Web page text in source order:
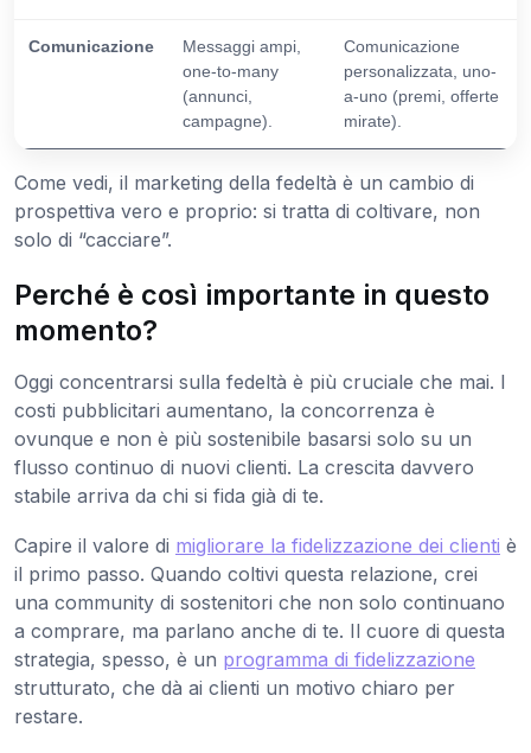
Comunicazione
Messaggi ampi,
one-to-many
(annunci,
campagne).
Comunicazione
personalizzata, uno-
a-uno (premi, offerte
mirate).
Come vedi, il marketing della fedeltà è un cambio di
prospettiva vero e proprio: si tratta di coltivare, non
solo di “cacciare”.
Perché è così importante in questo
momento?
Oggi concentrarsi sulla fedeltà è più cruciale che mai. I
costi pubblicitari aumentano, la concorrenza è
ovunque e non è più sostenibile basarsi solo su un
flusso continuo di nuovi clienti. La crescita davvero
stabile arriva da chi si fida già di te.
Capire il valore di migliorare la fidelizzazione dei clienti è
il primo passo. Quando coltivi questa relazione, crei
una community di sostenitori che non solo continuano
a comprare, ma parlano anche di te. Il cuore di questa
strategia, spesso, è un programma di fidelizzazione
strutturato, che dà ai clienti un motivo chiaro per
restare.